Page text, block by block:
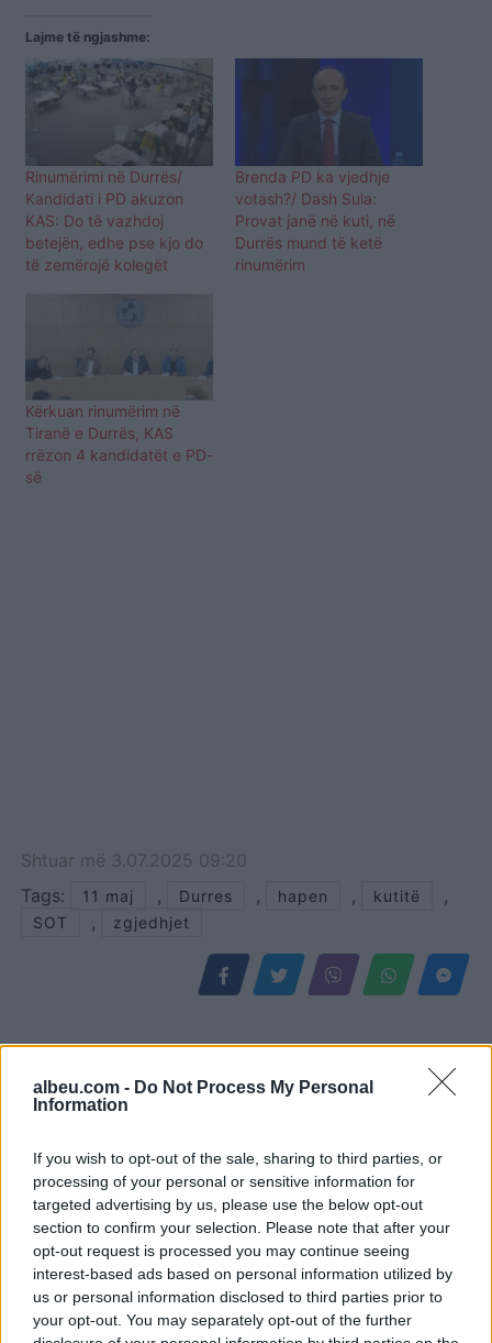
albeu.com - Do Not Process My Personal
Information
If you wish to opt-out of the sale, sharing to third parties, or
processing of your personal or sensitive information for
targeted advertising by us, please use the below opt-out
section to confirm your selection. Please note that after your
opt-out request is processed you may continue seeing
interest-based ads based on personal information utilized by
us or personal information disclosed to third parties prior to
your opt-out. You may separately opt-out of the further
Lajme të ngjashme:
Rinumërimi në Durrës/
Kandidati i PD akuzon
KAS: Do të vazhdoj
betejën, edhe pse kjo do
të zemërojë kolegët
Brenda PD ka vjedhje
votash?/ Dash Sula:
Provat janë në kuti, në
Durrës mund të ketë
rinumërim
Kërkuan rinumërim në
Tiranë e Durrës, KAS
rrëzon 4 kandidatët e PD-
së
Shtuar më 3.07.2025 09:20
Tags:
11 maj , Durres , hapen , kutitë ,
SOT , zgjedhjet
Morina përballet me fluks
të madh automjetesh,
qytetarët nga Kosova
udhëtojnë drejt bregdetit
Përfundon protesta e 69-
të kundër kryeministrit,
thirrje për burgosjen e
Ramës dhe Berishës: